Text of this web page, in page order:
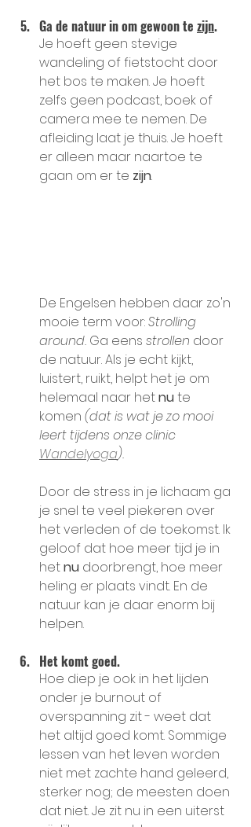
Ga de natuur in om gewoon te zijn.
Je hoeft geen stevige
wandeling of fietstocht door
het bos te maken. Je hoeft
zelfs geen podcast, boek of
camera mee te nemen. De
afleiding laat je thuis. Je hoeft
er alleen maar naartoe te
gaan om er te zijn.
De Engelsen hebben daar zo'n
mooie term voor: Strolling
around. Ga eens strollen door
de natuur. Als je echt kijkt,
luistert, ruikt, helpt het je om
helemaal naar het nu te
komen (dat is wat je zo mooi
leert tijdens onze clinic
Wandelyoga).
Door de stress in je lichaam ga
je snel te veel piekeren over
het verleden of de toekomst. Ik
geloof dat hoe meer tijd je in
het nu doorbrengt, hoe meer
heling er plaats vindt. En de
natuur kan je daar enorm bij
helpen.
Het komt goed.
Hoe diep je ook in het lijden
onder je burnout of
overspanning zit - weet dat
het altijd goed komt. Sommige
lessen van het leven worden
niet met zachte hand geleerd,
sterker nog; de meesten doen
dat niet. Je zit nu in een uiterst